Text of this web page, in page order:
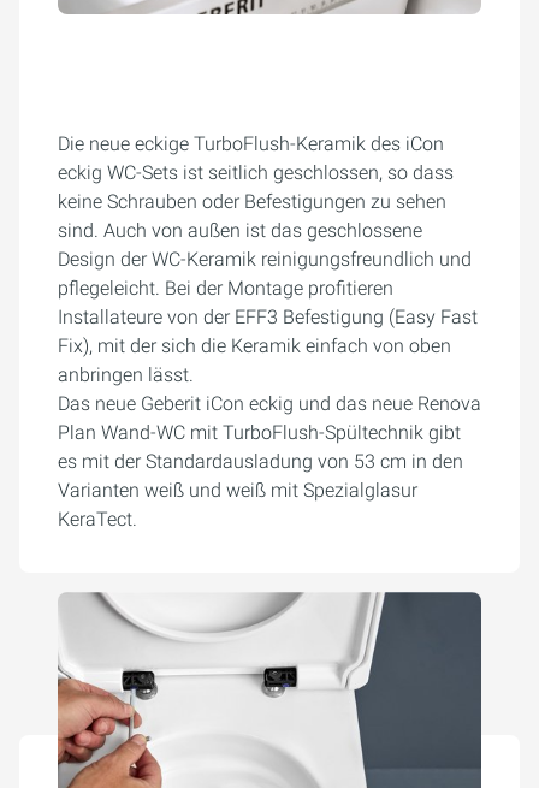
Die neue eckige TurboFlush-Keramik des iCon
eckig WC-Sets ist seitlich geschlossen, so dass
keine Schrauben oder Befestigungen zu sehen
sind. Auch von außen ist das geschlossene
Design der WC-Keramik reinigungsfreundlich und
pflegeleicht. Bei der Montage profitieren
Installateure von der EFF3 Befestigung (Easy Fast
Fix), mit der sich die Keramik einfach von oben
anbringen lässt.
Das neue Geberit iCon eckig und das neue Renova
Plan Wand-WC mit TurboFlush-Spültechnik gibt
es mit der Standardausladung von 53 cm in den
Varianten weiß und weiß mit Spezialglasur
KeraTect.